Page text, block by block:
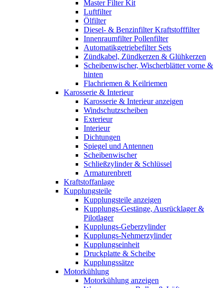
Master Filter Kit
Luftfilter
Ölfilter
Diesel- & Benzinfilter Kraftstofffilter
Innenraumfilter Pollenfilter
Automatikgetriebefilter Sets
Zündkabel, Zündkerzen & Glühkerzen
Scheibenwischer, Wischerblätter vorne &
hinten
Flachriemen & Keilriemen
Karosserie & Interieur
Karosserie & Interieur anzeigen
Windschutzscheiben
Exterieur
Interieur
Dichtungen
Spiegel und Antennen
Scheibenwischer
Schließzylinder & Schlüssel
Armaturenbrett
Kraftstoffanlage
Kupplungsteile
Kupplungsteile anzeigen
Kupplungs-Gestänge, Ausrücklager &
Pilotlager
Kupplungs-Geberzylinder
Kupplungs-Nehmerzylinder
Kupplungseinheit
Druckplatte & Scheibe
Kupplungssätze
Motorkühlung
Motorkühlung anzeigen